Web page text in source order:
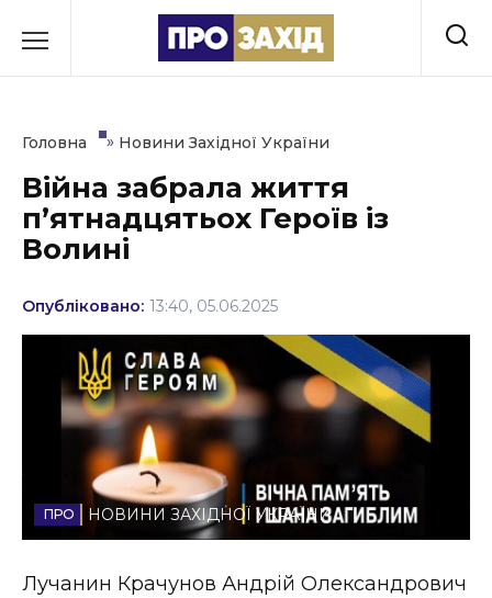
до
Культура
Освіта
Події
Політика
Соціум
Стиль життя
Головна » Новини Західної України
Війна забрала життя
п’ятнадцятьох Героїв із
Волині
Опубліковано: 13:40, 05.06.2025
НОВИНИ ЗАХІДНОЇ УКРАЇНИ
Лучанин Крачунов Андрій Олександрович